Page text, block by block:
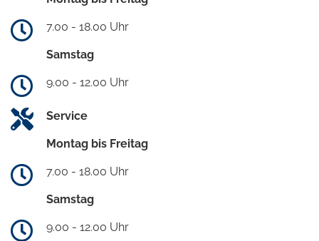
7.00 - 18.00 Uhr
Samstag
9.00 - 12.00 Uhr
Service
Montag bis Freitag
7.00 - 18.00 Uhr
Samstag
9.00 - 12.00 Uhr